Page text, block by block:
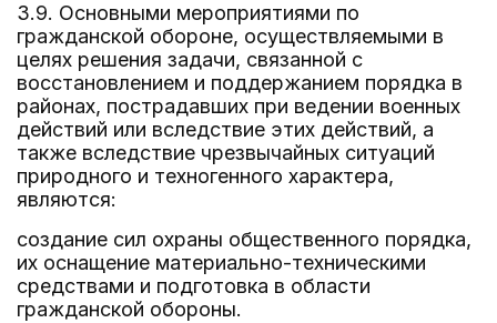
3.9. Основными мероприятиями по
гражданской обороне, осуществляемыми в
целях решения задачи, связанной с
восстановлением и поддержанием порядка в
районах, пострадавших при ведении военных
действий или вследствие этих действий, а
также вследствие чрезвычайных ситуаций
природного и техногенного характера,
являются:
создание сил охраны общественного порядка,
их оснащение материально-техническими
средствами и подготовка в области
гражданской обороны.